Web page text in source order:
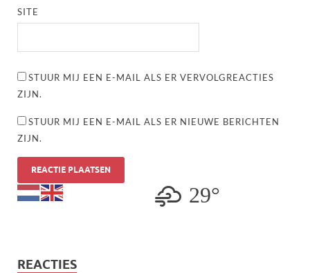
SITE
STUUR MIJ EEN E-MAIL ALS ER VERVOLGREACTIES
ZIJN.
STUUR MIJ EEN E-MAIL ALS ER NIEUWE BERICHTEN
ZIJN.
29°
REACTIES